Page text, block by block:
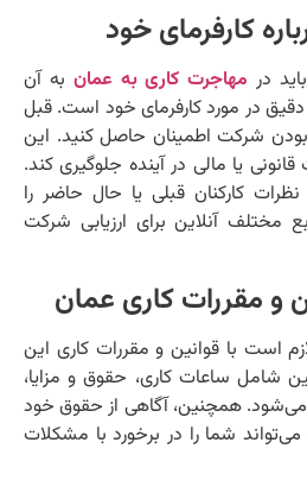
در مهاجرت کاری به عمان به آن
در مورد کارفرمای خود است. قبل
بودن شرکت اطمینان حاصل کنید. این
یا مالی در آینده جلوگیری کند.
کارکنان قبلی یا حال حاضر را
مختلف آنلاین برای ارزیابی شرکت
است با قوانین و مقررات کاری این
شامل ساعات کاری، حقوق و مزایا،
می‌شود. همچنین، آگاهی از حقوق خود
شما را در برخورد با مشکلات